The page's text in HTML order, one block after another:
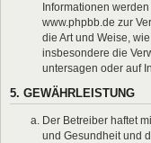
Informationen
www.phpbb.de zur
die Art und Weise,
insbesondere die
untersagen oder auf
5. GEWÄHRLEISTUNG
Der Betreiber haftet
und Gesundheit und